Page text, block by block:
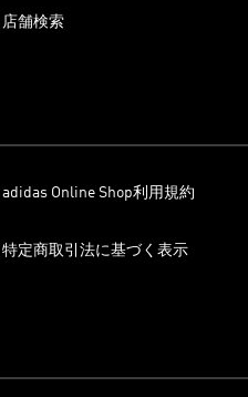
店舗検索
adidas Online Shop利用規約
特定商取引法に基づく表示